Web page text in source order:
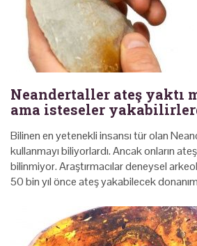
Neandertaller ateş yaktı
ama isteseler
Bilinen en yetenekli insansı tür olan
kullanmayı biliyorlardı. Ancak onların
bilinmiyor. Araştırmacılar deneysel
50 bin yıl önce ateş yakabilecek